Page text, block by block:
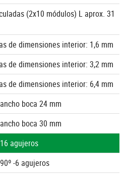
(2x10 módulos) L aprox. 31
de dimensiones interior: 1,6 mm
de dimensiones interior: 3,2 mm
de dimensiones interior: 6,4 mm
boca 24 mm
boca 30 mm
agujeros
-6 agujeros